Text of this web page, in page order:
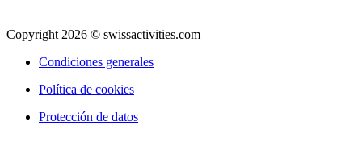
Copyright 2026 © swissactivities.com
Condiciones generales
Política de cookies
Protección de datos